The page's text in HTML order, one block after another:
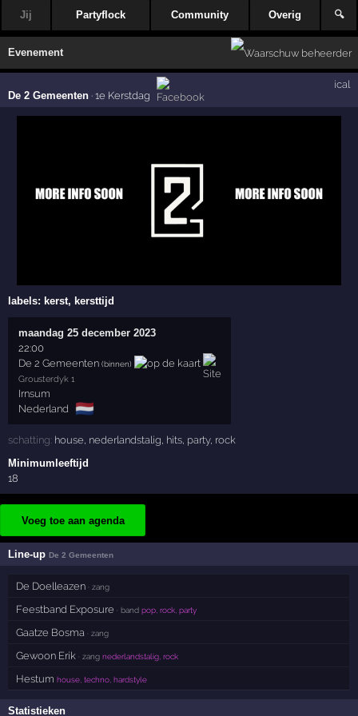
Jij Partyflock Community Overig 🔍
Evenement
De 2 Gemeenten ·1e Kerstdag
ical
labels: kerst, kersttijd
maandag 25 december 2023
22:00
De 2 Gemeenten (binnen)
Grousterdyk 1
Irnsum
Nederland
🇳🇱
schatting: house nederlandstalig hits party, rock
Minimumleeftijd
18
Voeg toe aan agenda
Line-upDe 2 Gemeenten
De Doelleazen · zang
Feestband Exposure · band pop, rock, party
Gaatze Bosma · zang
Gewoon Erik · zang nederlandstalig, rock
Hestum house, techno, hardstyle
Statistieken